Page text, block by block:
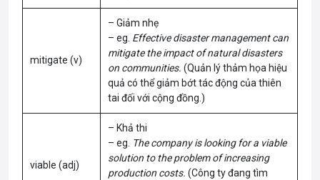
mitigate (v)
– Giảm nhẹ
– eg. Effective disaster management can
mitigate the impact of natural disasters
on communities. (Quản lý thảm họa hiệu
quả có thể giảm bớt tác động của thiên
tai đối với cộng đồng.)
viable (adj)
– Khả thi
– eg. The company is looking for a viable
solution to the problem of increasing
production costs. (Công ty đang tìm